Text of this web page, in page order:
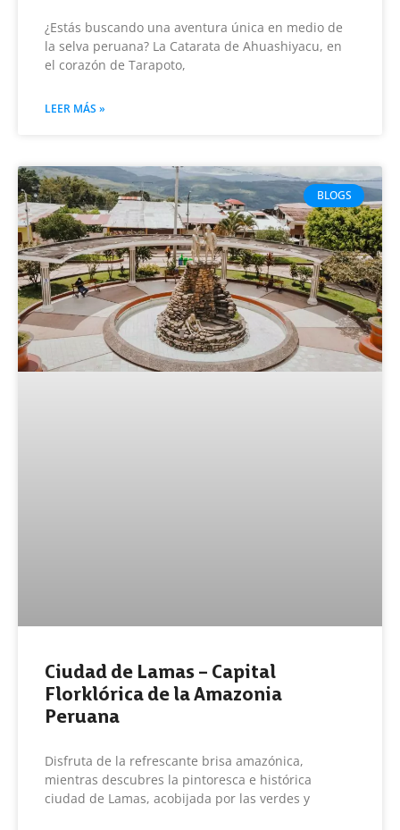
¿Estás buscando una aventura única en medio de
la selva peruana? La Catarata de Ahuashiyacu, en
el corazón de Tarapoto,
LEER MÁS »
BLOGS
Ciudad de Lamas – Capital
Florklórica de la Amazonia
Peruana
Disfruta de la refrescante brisa amazónica,
mientras descubres la pintoresca e histórica
ciudad de Lamas, acobijada por las verdes y